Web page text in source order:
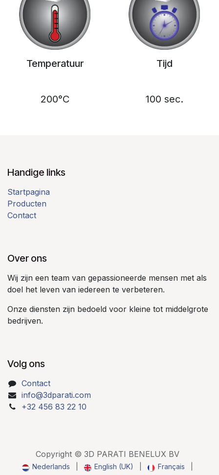
Temperatuur
200°C
Tijd
100 sec.
Handige links
Startpagina
Producten
Contact
Over ons
Wij zijn een team van gepassioneerde mensen met als
doel het leven van iedereen te verbeteren.
Onze diensten zijn bedoeld voor kleine tot middelgrote
bedrijven.
Volg ons
Contact
info@3dparati.com
+32 456 83 22 10
Copyright © 3D PARATI BENELUX BV
Nederlands English (UK) Français